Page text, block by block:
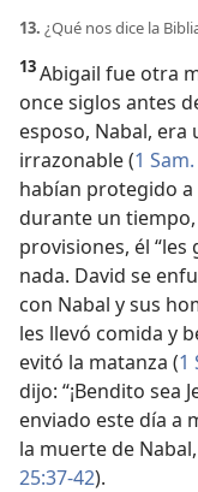
13. ¿Qué nos dice la
13Abigail fue otra
once siglos antes
esposo, Nabal, era
irrazonable (1
habían protegido a
durante un
provisiones, él
nada. David se
con Nabal y sus
les llevó comida y
evitó la matanza (1
dijo: “¡Bendito sea
enviado este día a
la muerte de
25:37-42).